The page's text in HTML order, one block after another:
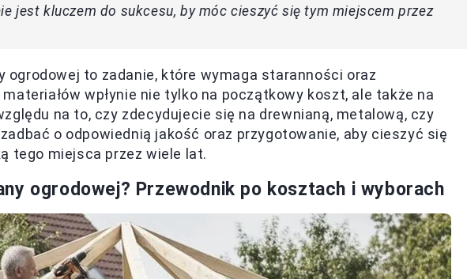
jest kluczem do sukcesu, by móc cieszyć się tym miejscem przez
ogrodowej to zadanie, które wymaga staranności oraz
wpłynie nie tylko na początkowy koszt, ale także na
na to, czy zdecydujecie się na drewnianą, metalową, czy
o odpowiednią jakość oraz przygotowanie, aby cieszyć się
tego miejsca przez wiele lat.
ogrodowej? Przewodnik po kosztach i wyborach